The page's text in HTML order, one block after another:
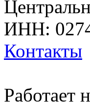
ИНН:
Контакты
Работает